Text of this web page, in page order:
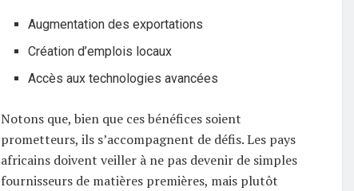
Augmentation des exportations
Création d’emplois locaux
Accès aux technologies avancées
Notons que, bien que ces bénéfices soient
prometteurs, ils s’accompagnent de défis. Les pays
africains doivent veiller à ne pas devenir de simples
fournisseurs de matières premières, mais plutôt